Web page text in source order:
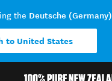
the Deutsche (Germany)
to United States